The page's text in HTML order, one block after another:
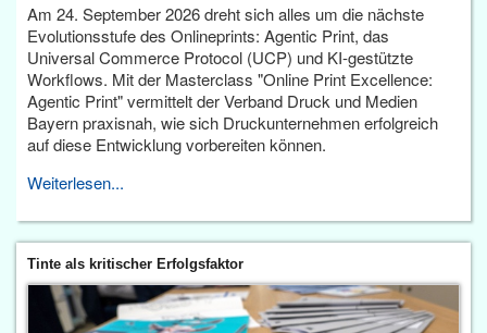
Am 24. September 2026 dreht sich alles um die nächste
Evolutionsstufe des Onlineprints: Agentic Print, das
Universal Commerce Protocol (UCP) und KI-gestützte
Workflows. Mit der Masterclass "Online Print Excellence:
Agentic Print" vermittelt der Verband Druck und Medien
Bayern praxisnah, wie sich Druckunternehmen erfolgreich
auf diese Entwicklung vorbereiten können.
Weiterlesen...
Tinte als kritischer Erfolgsfaktor